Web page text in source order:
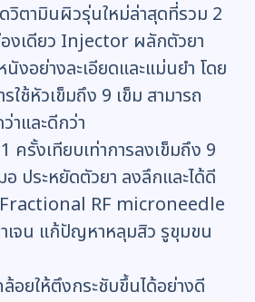
วิตามินผิวรุ่นใหม่ล่าสุดที่รวม 2
องเดียว Injector ผลักตัวยา
งอย่างละเอียดและแม่นยำ โดย
ใช้หัวเข็มถึง 9 เข็ม สามารถ
าและดีกว่า
ครั้งเทียบเท่าการลงเข็มถึง 9
อ ประหยัดตัวยา ลงลึกและได้ดี
RF microneedle
เจน แก้ปัญหาหลุมสิว รูขุมขน
อยให้ตึงกระชับขึ้นได้อย่างดี